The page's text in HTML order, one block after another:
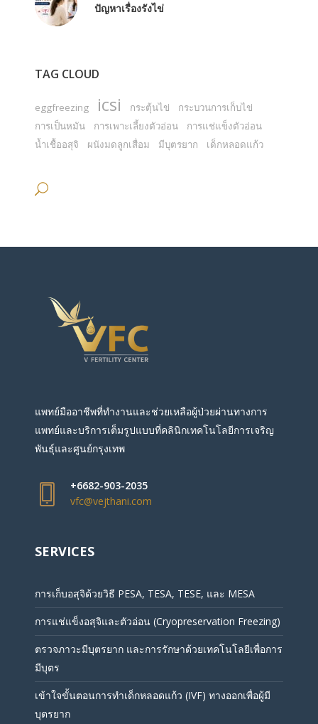
ปัญหาเรื่องรังไข่
TAG CLOUD
eggfreezing icsi กระตุ้นไข่
กระบวนการเก็บไข่
การเป็นหมัน
การเพาะเลี้ยงตัวอ่อน
การแช่แข็งตัวอ่อน
น้ำเชื้ออสุจิ
ผนังมดลูกเสื่อม มีบุตรยาก เด็กหลอดแก้ว
แพทย์มืออาชีพที่ทำงานและช่วยเหลือผู้ป่วยผ่านทางการ
แพทย์และบริการเต็มรูปแบบที่คลินิกเทคโนโลยีการเจริญ
พันธุ์และศูนย์กรุงเทพ
+6682-903-2035
vfc@vejthani.com
SERVICES
การเก็บอสุจิด้วยวิธี PESA, TESA, TESE, และ MESA
การแช่แข็งอสุจิและตัวอ่อน (Cryopreservation Freezing)
ตรวจภาวะมีบุตรยาก และการรักษาด้วยเทคโนโลยีเพื่อการ
มีบุตร
เข้าใจขั้นตอนการทำเด็กหลอดแก้ว (IVF) ทางออกเพื่อผู้มี
บุตรยาก